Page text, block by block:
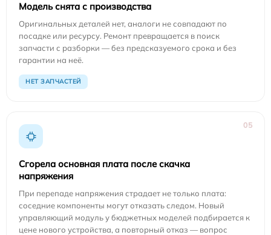
Модель снята с производства
Оригинальных деталей нет, аналоги не совпадают по
посадке или ресурсу. Ремонт превращается в поиск
запчасти с разборки — без предсказуемого срока и без
гарантии на неё.
НЕТ ЗАПЧАСТЕЙ
05
Сгорела основная плата после скачка
напряжения
При перепаде напряжения страдает не только плата:
соседние компоненты могут отказать следом. Новый
управляющий модуль у бюджетных моделей подбирается к
цене нового устройства, а повторный отказ — вопрос